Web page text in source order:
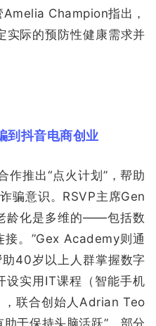
Champion指出，
实际的预防性健康需求并
到抖音电商创业
作推出“点火计划”，帮助
骗意识。RSVP主席Gen
龄化是多维的——包括数
。”Gex Academy则通
40岁以上人群掌握数字
设实用IT课程（智能手机
联合创始人Adrian Teo